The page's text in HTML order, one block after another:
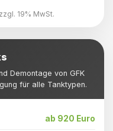
19% MwSt.
Demontage von GFK
für alle Tanktypen.
ab 920 Euro